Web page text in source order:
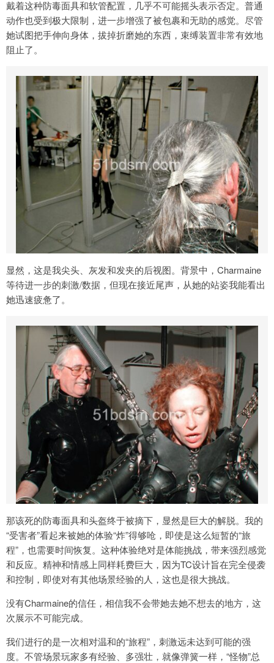
戴着这种防毒面具和软管配置，几乎不可能摇头表示否定。普通
动作也受到极大限制，进一步增强了被包裹和无助的感觉。尽管
她试图把手伸向身体，拔掉折磨她的东西，束缚装置非常有效地
阻止了。
显然，这是我尖头、灰发和发夹的后视图。背景中，Charmaine
等待进一步的刺激/数据，但现在接近尾声，从她的站姿我能看出
她迅速疲惫了。
那该死的防毒面具和头盔终于被摘下，显然是巨大的解脱。我的
“受害者”看起来被她的体验“炸”得够呛，即使是这么短暂的“旅
程”，也需要时间恢复。这种体验绝对是体能挑战，带来强烈感觉
和反应。精神和情感上同样耗费巨大，因为TC设计旨在完全侵袭
和控制，即使对有其他场景经验的人，这也是很大挑战。
没有Charmaine的信任，相信我不会带她去她不想去的地方，这
次展示不可能完成。
我们进行的是一次相对温和的“旅程”，刺激远未达到可能的强
度。不管场景玩家多有经验、多强壮，就像弹簧一样，“怪物”总